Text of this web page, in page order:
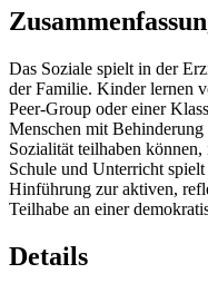
Das Soziale spielt in der
der Familie. Kinder lernen
Peer-Group oder einer
Menschen mit
Sozialität teilhaben
Schule und Unterricht
Hinführung zur aktiven,
Teilhabe an einer
Details